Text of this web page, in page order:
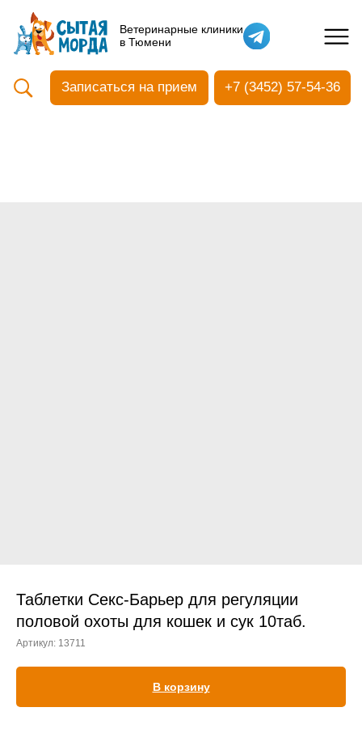
Ветеринарные клиники
в Тюмени
Кастрация собак
Вакцинация
Ультразвуковая чистка зубов
Общий анализ крови
Лечение шиншилл
Таблетки Секс-Барьер для регуляции
половой охоты для кошек и сук 10таб.
Артикул: 13711
В корзину